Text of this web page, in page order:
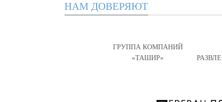
НАМ ДОВЕРЯЮТ
ГРУППА КОМПАНИЙ
«ТАШИР»